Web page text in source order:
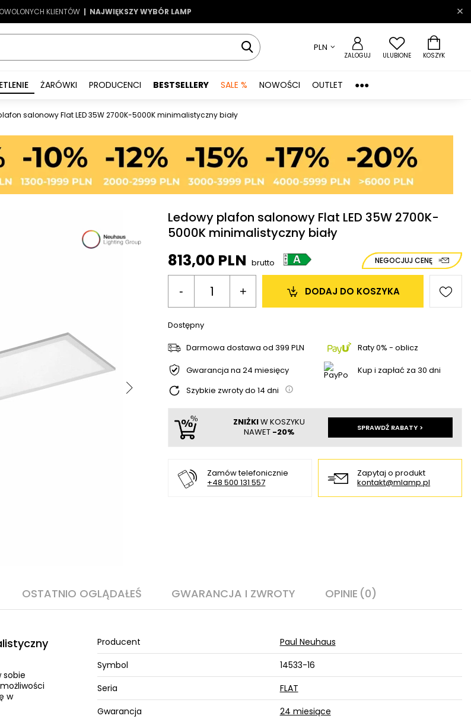
LATO7
KLIENTÓW | NAJWIĘKSZY WYBÓR LAMP
| |
PLN
ZALOGUJ ULUBIONE KOSZYK
ŻARÓWKI PRODUCENCI BESTSELLERY SALE % NOWOŚCI OUTLET ●●●
salonowy Flat LED 35W 2700K-5000K minimalistyczny biały
Ledowy plafon salonowy Flat LED 35W 2700K-
5000K minimalistyczny biały
813,00 PLN brutto NEGOCJUJ CENĘ
- + DO KOSZYKA
Dostępny
Darmowa dostawa od399 PLN
Raty 0% - oblicz
Gwarancja na 24 miesięcy
Kup i zapłać za 30 dni
Szybkie zwroty do 14 dni
ZNIŻKIW KOSZYKU
NAWET -20% SPRAWDŹ RABATY >
Zamów telefonicznie
+48 500 131 557
Zapytaj o produkt
kontakt@mlamp.pl
OSTATNIO OGLĄDAŁEŚ GWARANCJA I ZWROTY OPINIE (0)
sobie
w
Producent
Paul Neuhaus
Symbol
14533-16
Seria
FLAT
Gwarancja
24 miesiące